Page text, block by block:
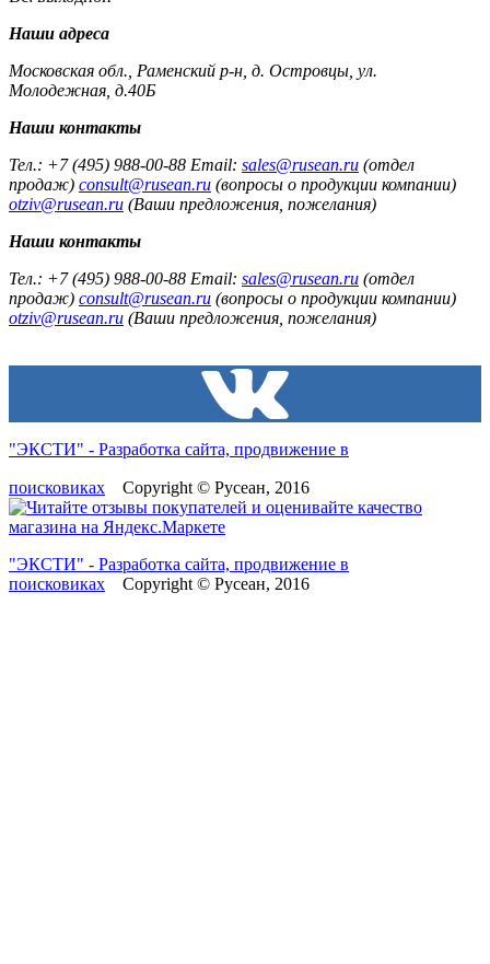
Наши адреса
Московская обл., Раменский р-н, д. Островцы, ул.
Молодежная, д.40Б
Наши контакты
Тел.: +7 (495) 988-00-88 Email: sales@rusean.ru (отдел
продаж) consult@rusean.ru (вопросы о продукции компании)
otziv@rusean.ru (Ваши предложения, пожелания)
Наши контакты
Тел.: +7 (495) 988-00-88 Email: sales@rusean.ru (отдел
продаж) consult@rusean.ru (вопросы о продукции компании)
otziv@rusean.ru (Ваши предложения, пожелания)
"ЭКСТИ" - Разработка сайта, продвижение в
поисковиках Copyright © Русеан, 2016
"ЭКСТИ" - Разработка сайта, продвижение в
поисковиках Copyright © Русеан, 2016